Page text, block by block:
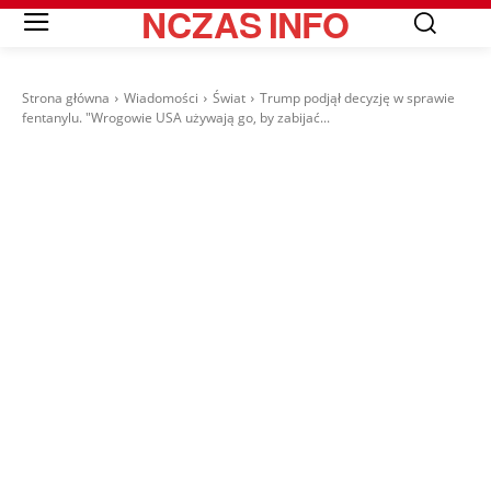
NCZASINFO
Strona główna Wiadomości Świat
Trump podjął decyzję w sprawie
fentanylu. "Wrogowie USA używają go, by zabijać...